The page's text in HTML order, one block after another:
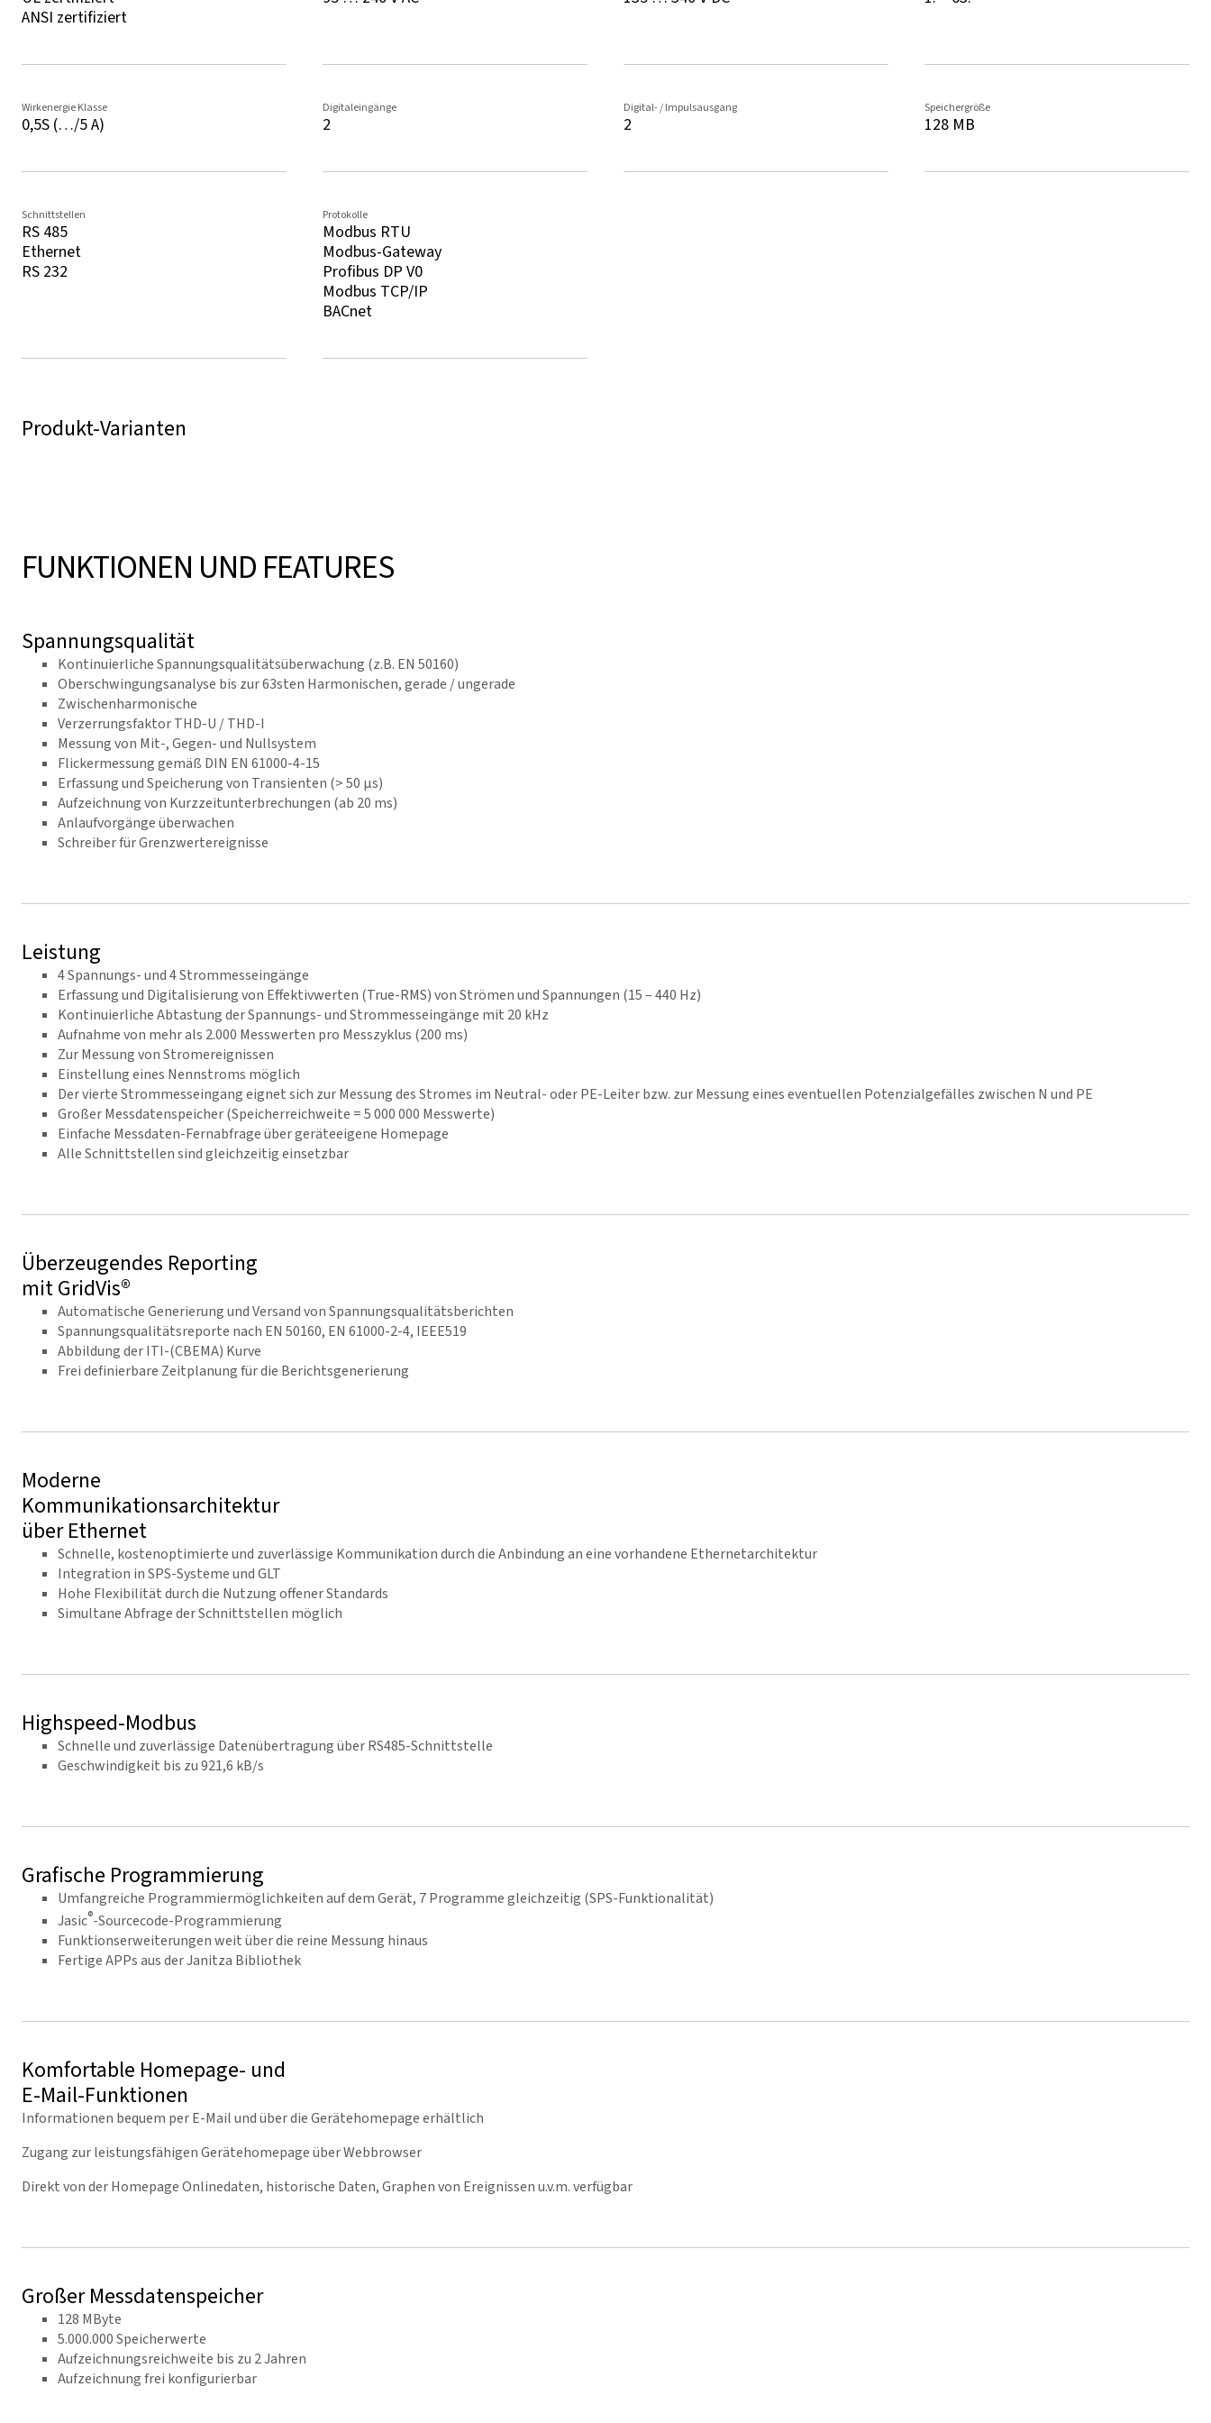
ANSI zertifiziert
Wirkenergie Klasse
0,5S (…/5 A)
Digitaleingänge
2
Digital- / Impulsausgang
2
Speichergröße
128 MB
Schnittstellen
RS 485
Ethernet
RS 232
Protokolle
Modbus RTU
Modbus-Gateway
Profibus DP V0
Modbus TCP/IP
BACnet
Produkt-Varianten
FUNKTIONEN UND FEATURES
Spannungsqualität
Kontinuierliche Spannungsqualitätsüberwachung (z.B. EN 50160)
Oberschwingungsanalyse bis zur 63sten Harmonischen, gerade / ungerade
Zwischenharmonische
Verzerrungsfaktor THD-U / THD-I
Messung von Mit-, Gegen- und Nullsystem
Flickermessung gemäß DIN EN 61000-4-15
Erfassung und Speicherung von Transienten (> 50 μs)
Aufzeichnung von Kurzzeitunterbrechungen (ab 20 ms)
Anlaufvorgänge überwachen
Schreiber für Grenzwertereignisse
Leistung
4 Spannungs- und 4 Strommesseingänge
Erfassung und Digitalisierung von Effektivwerten (True-RMS) von Strömen und Spannungen (15 – 440 Hz)
Kontinuierliche Abtastung der Spannungs- und Strommesseingänge mit 20 kHz
Aufnahme von mehr als 2.000 Messwerten pro Messzyklus (200 ms)
Zur Messung von Stromereignissen
Einstellung eines Nennstroms möglich
Der vierte Strommesseingang eignet sich zur Messung des Stromes im Neutral- oder PE-Leiter bzw. zur Messung eines eventuellen Potenzialgefälles zwischen N und PE
Großer Messdatenspeicher (Speicherreichweite = 5 000 000 Messwerte)
Einfache Messdaten-Fernabfrage über geräteeigene Homepage
Alle Schnittstellen sind gleichzeitig einsetzbar
Überzeugendes Reporting
mit GridVis®
Automatische Generierung und Versand von Spannungsqualitätsberichten
Spannungsqualitätsreporte nach EN 50160, EN 61000-2-4, IEEE519
Abbildung der ITI-(CBEMA) Kurve
Frei definierbare Zeitplanung für die Berichtsgenerierung
Moderne
Kommunikationsarchitektur
über Ethernet
Schnelle, kostenoptimierte und zuverlässige Kommunikation durch die Anbindung an eine vorhandene Ethernetarchitektur
Integration in SPS-Systeme und GLT
Hohe Flexibilität durch die Nutzung offener Standards
Simultane Abfrage der Schnittstellen möglich
Highspeed-Modbus
Schnelle und zuverlässige Datenübertragung über RS485-Schnittstelle
Geschwindigkeit bis zu 921,6 kB/s
Grafische Programmierung
Umfangreiche Programmiermöglichkeiten auf dem Gerät, 7 Programme gleichzeitig (SPS-Funktionalität)
Jasic®-Sourcecode-Programmierung
Funktionserweiterungen weit über die reine Messung hinaus
Fertige APPs aus der Janitza Bibliothek
Komfortable Homepage- und
E-Mail-Funktionen
Informationen bequem per E-Mail und über die Gerätehomepage erhältlich
Zugang zur leistungsfähigen Gerätehomepage über Webbrowser
Direkt von der Homepage Onlinedaten, historische Daten, Graphen von Ereignissen u.v.m. verfügbar
Großer Messdatenspeicher
128 MByte
5.000.000 Speicherwerte
Aufzeichnungsreichweite bis zu 2 Jahren
Aufzeichnung frei konfigurierbar